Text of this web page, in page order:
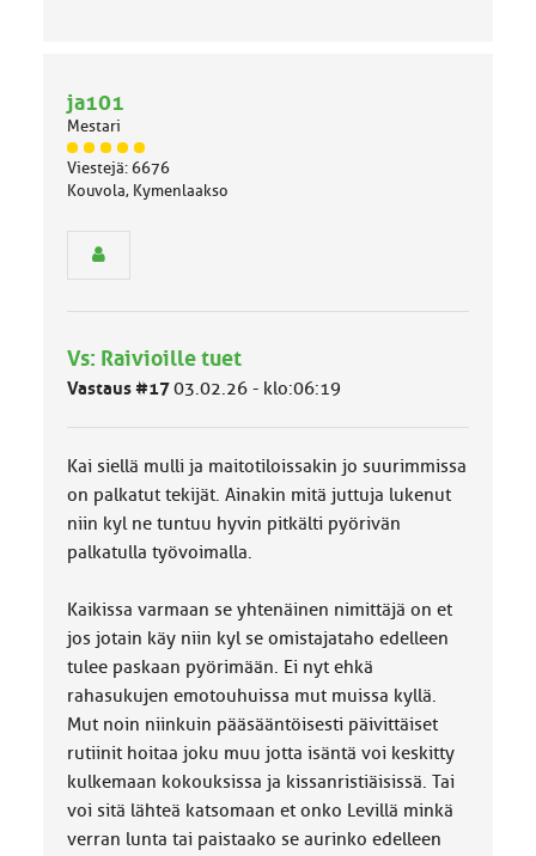
ja101
Mestari
J
ä
s
ä
l
k
a
:
Viestejä: 6676
Kouvola, Kymenlaakso
Vs: Raivioille tuet
Vastaus #1703.02.26 - klo:06:19
Kai siellä mulli ja maitotiloissakin jo suurimmissa
on palkatut tekijät. Ainakin mitä juttuja lukenut
niin kyl ne tuntuu hyvin pitkälti pyörivän
palkatulla työvoimalla.
Kaikissa varmaan se yhtenäinen nimittäjä on et
jos jotain käy niin kyl se omistajataho edelleen
tulee paskaan pyörimään. Ei nyt ehkä
rahasukujen emotouhuissa mut muissa kyllä.
Mut noin niinkuin pääsääntöisesti päivittäiset
rutiinit hoitaa joku muu jotta isäntä voi keskitty
kulkemaan kokouksissa ja kissanristiäisissä. Tai
voi sitä lähteä katsomaan et onko Levillä minkä
verran lunta tai paistaako se aurinko edelleen